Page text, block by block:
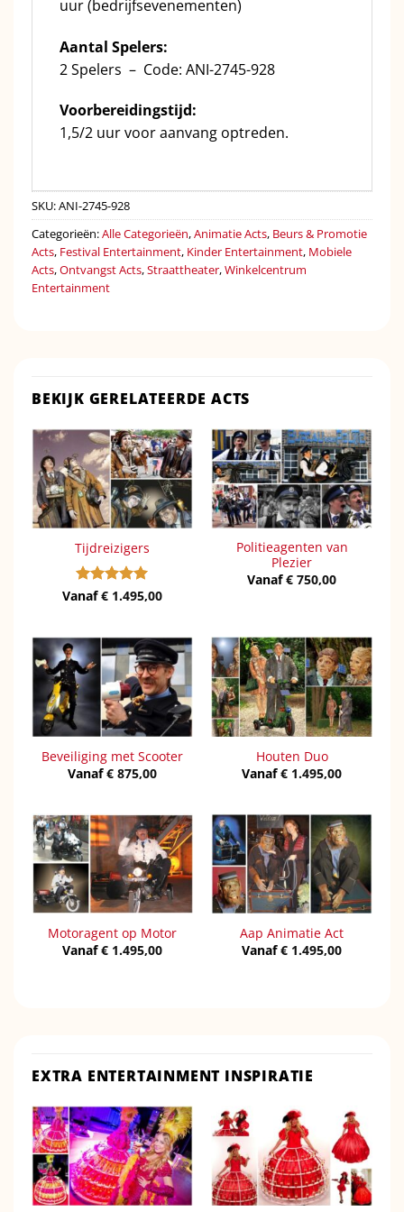
uur (bedrijfsevenementen)
Aantal Spelers:
2 Spelers – Code: ANI-2745-928
Voorbereidingstijd:
1,5/2 uur voor aanvang optreden.
SKU:ANI-2745-928
Categorieën:Alle Categorieën,Animatie Acts, Beurs & Promotie
Acts, Festival Entertainment, Kinder Entertainment, Mobiele
Acts,Ontvangst Acts,Straattheater,Winkelcentrum
Entertainment
BEKIJK GERELATEERDE ACTS
Tijdreizigers
Gewaardeerd
Vanaf€ 1.495,00
Politieagenten van
Plezier
Vanaf€ 750,00
Beveiliging met Scooter
Vanaf€ 875,00
Houten Duo
Vanaf€ 1.495,00
Motoragent op Motor
Vanaf€ 1.495,00
Aap Animatie Act
Vanaf€ 1.495,00
EXTRA ENTERTAINMENT INSPIRATIE